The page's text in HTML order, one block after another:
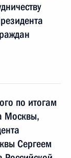
по итогам
Москвы,
Сергеем